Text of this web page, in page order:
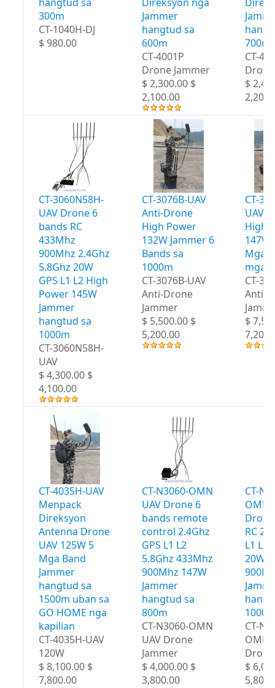
300m
CT-1040H-DJ
$ 980.00
Jammer
hangtud sa
600m
CT-4001P
Drone Jammer
$ 2,300.00 $
2,100.00
700m
CT-
$
CT-3060N58H-
UAV Drone 6
bands RC
433Mhz
900Mhz 2.4Ghz
5.8Ghz 20W
GPS L1 L2 High
Power 145W
Jammer
hangtud sa
1000m
CT-3060N58H-
UAV
$ 4,300.00 $
4,100.00
CT-3076B-UAV
Anti-Drone
High Power
132W Jammer 6
Bands sa
1000m
CT-3076B-UAV
Anti-Drone
Jammer
$ 5,500.00 $
5,200.00
CT-
UAV
High
147W
Mga
mga
CT-
Anti-
$
CT-4035H-UAV
Menpack
Direksyon
Antenna Drone
UAV 125W 5
Mga Band
Jammer
hangtud sa
1500m uban sa
GO HOME nga
kapilian
CT-4035H-UAV
120W
$ 8,100.00 $
7,800.00
CT-N3060-OMN
UAV Drone 6
bands remote
control 2.4Ghz
GPS L1 L2
5.8Ghz 433Mhz
900Mhz 147W
Jammer
hangtud sa
800m
CT-N3060-OMN
UAV Drone
Jammer
$ 4,000.00 $
3,800.00
CT-
OMN
RC
L1 L2
20W
CT-
OMN
$